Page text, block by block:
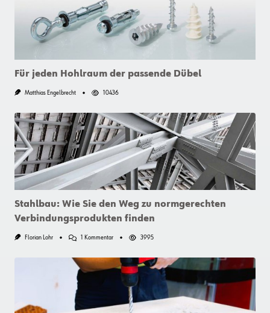
Für jeden Hohlraum der passende Dübel
Matthias Engelbrecht 10436
Stahlbau: Wie Sie den Weg zu normgerechten
Verbindungsprodukten finden
Florian Lohr 1 KommentarZu
Den
Normgerechten
Verbindungsprodukten
3995